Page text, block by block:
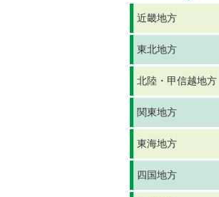
近畿地方
東北地方
北陸・甲信越地方
関東地方
東海地方
四国地方